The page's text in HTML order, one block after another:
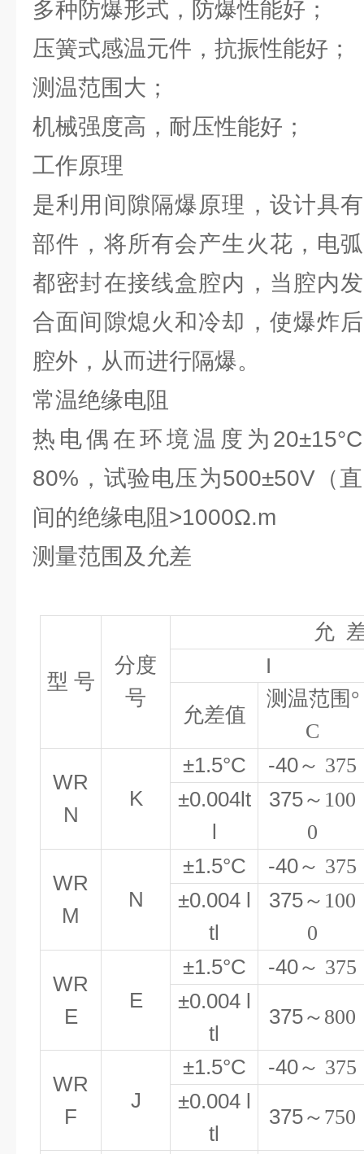
多种防爆形式，防爆性能好；
压簧式感温元件，抗振性能好；
测温范围大；
机械强度高，耐压性能好；
工作原理
是利用间隙隔爆原理，设计具
部件，将所有会产生火花，电
都密封在接线盒腔内，当腔内
合面间隙熄火和冷却，使爆炸
腔外，从而进行隔爆。
常温绝缘电阻
热电偶在环境温度为
80%，试验电压为500±50V（
间的绝缘电阻>1000Ω.m
测量范围及允差
型 号
分度
号
允
I
允差值
测温范围°
C
WR
N
K
±1.5°C -40～ 375
±0.004lt
l
375～100
0
WR
M
N
±1.5°C -40～ 375
±0.004 l
tl
375～100
0
WR
E
E
±1.5°C -40～ 375
±0.004 l
tl
375～800
WR
F
J
±1.5°C -40～ 375
±0.004 l
tl
375～750